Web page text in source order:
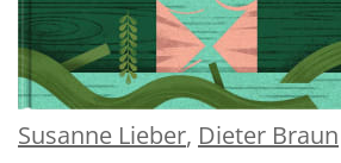
Susanne Lieber, Dieter Braun